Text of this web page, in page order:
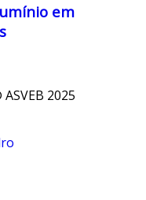
em
2025